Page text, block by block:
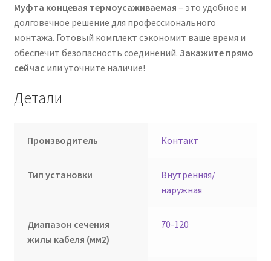
Муфта концевая термоусаживаемая – это удобное и
долговечное решение для профессионального
монтажа. Готовый комплект сэкономит ваше время и
обеспечит безопасность соединений. Закажите прямо
сейчас или уточните наличие!
Детали
Производитель Контакт
Тип установки
Внутренняя/
наружная
Диапазон сечения
жилы кабеля (мм2)
70-120